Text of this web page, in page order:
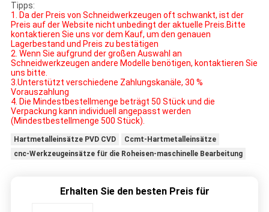
Tipps:
1. Da der Preis von Schneidwerkzeugen oft schwankt, ist der
Preis auf der Website nicht unbedingt der aktuelle Preis.Bitte
kontaktieren Sie uns vor dem Kauf, um den genauen
Lagerbestand und Preis zu bestätigen
2. Wenn Sie aufgrund der großen Auswahl an
Schneidwerkzeugen andere Modelle benötigen, kontaktieren Sie
uns bitte.
3.Unterstützt verschiedene Zahlungskanäle, 30 %
Vorauszahlung
4. Die Mindestbestellmenge beträgt 50 Stück und die
Verpackung kann individuell angepasst werden
(Mindestbestellmenge 500 Stück).
Hartmetalleinsätze PVD CVD
Ccmt-Hartmetalleinsätze
cnc-Werkzeugeinsätze für die Roheisen-maschinelle Bearbeitung
Erhalten Sie den besten Preis für